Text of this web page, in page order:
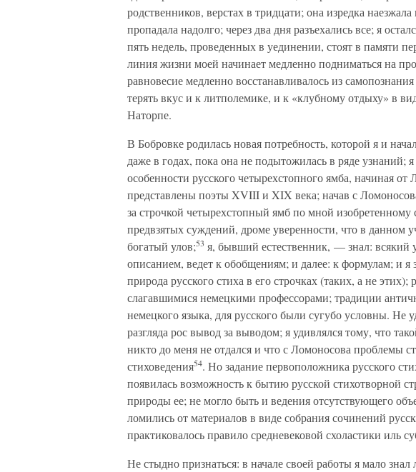
родственников, верстах в тридцати; она изредка
пропадала надолго; через два дня разъехались все; я
пять недель, проведенных в уединении, стоят в памяти
линия жизни моей начинает медленно подниматься на
равновесие медленно восстанавливалось из
терять вкус и к литполемике, и к «клубному отдыху» в
Наторпе.
В Бобровке родилась новая потребность, которой я и
даже в годах, пока она не подытожилась в ряде узнаний;
особенности русского четырехстопного ямба, начиная
представлены поэты XVIII и XIX века; начав с
за строчкой четырехстопный ямб по мной
предвзятых суждений, дроме уверенности, что в данном
богатый улов;53 я, бывший естественник, — знал: всякий
описанием, ведет к обобщениям; и далее: к формулам; и я
природа русского стиха в его строчках (таких, а не
слагавшимися немецкими профессорами; традиции
немецкого языка, для русского были сугубо условны. Не
разгляда рос вывод за выводом; я удивлялся тому, что
никто до меня не отдался и что с Ломоносова проблемы
стиховедения54. Но задание первоположника русского
появилась возможность к бытию русской стихотворной
природы ее; не могло быть и ведения отсутствующего
ломились от материалов в виде собрания сочинений
практиковалось правило средневековой схоластики иль
Не стыдно признаться: в начале своей работы я мало знал